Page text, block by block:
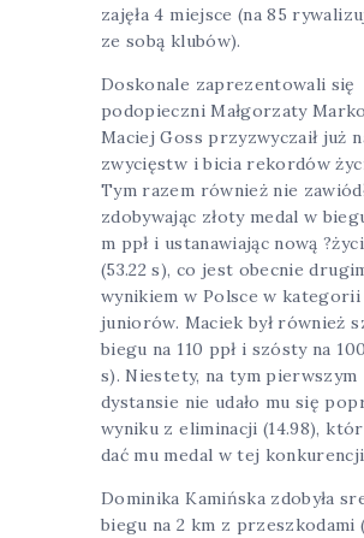
zajęła 4 miejsce (na 85
ze sobą klubów).
Doskonale zaprezentowali się
podopieczni Małgorzaty
Maciej Goss przyzwyczaił już
zwycięstw i bicia rekordów
Tym razem również nie
zdobywając złoty medal w
m ppł i ustanawiając nową
(53.22 s), co jest obecnie
wynikiem w Polsce w kategorii
juniorów. Maciek był również
biegu na 110 ppł i szósty na
s). Niestety, na tym pierwszym
dystansie nie udało mu się
wyniku z eliminacji (14.98),
dać mu medal w tej
Dominika Kamińska zdobyła
biegu na 2 km z przeszkodami